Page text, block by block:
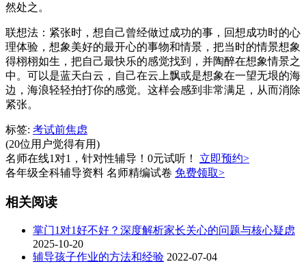
然处之。
联想法：紧张时，想自己曾经做过成功的事，回想成功时的心
理体验，想象美好的最开心的事物和情景，把当时的情景想象
得栩栩如生，把自己最快乐的感觉找到，并陶醉在想象情景之
中。可以是蓝天白云，自己在云上飘或是想象在一望无垠的海
边，海浪轻轻拍打你的感觉。这样会感到非常满足，从而消除
紧张。
标签: 考试前焦虑
(20位用户觉得有用)
名师在线1对1，针对性辅导！0元试听！
立即预约>
各年级全科辅导资料 名师精编试卷 免费领取>
相关阅读
掌门1对1好不好？深度解析家长关心的问题与核心疑虑
2025-10-20
辅导孩子作业的方法和经验 2022-07-04